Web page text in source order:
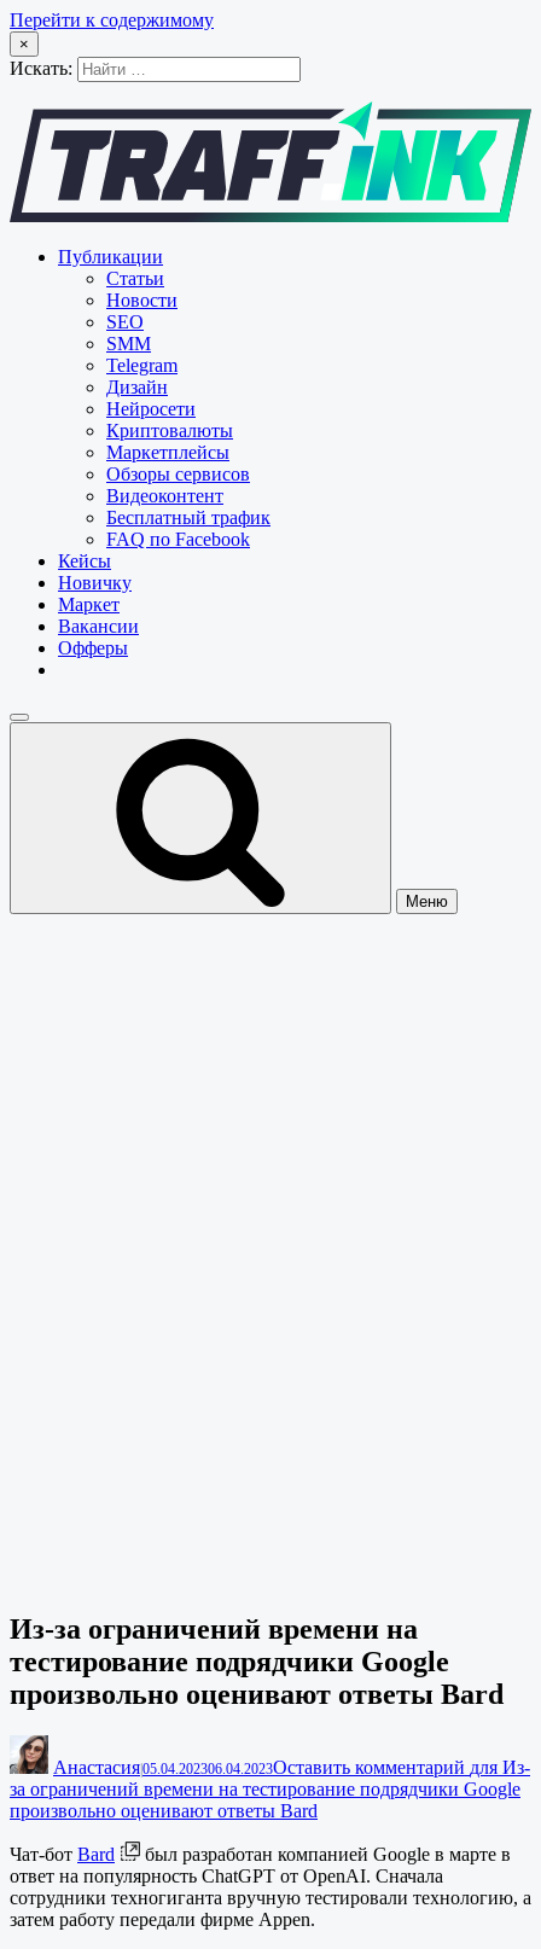
Перейти к содержимому
×
Искать:
Публикации
Статьи
Новости
SEO
SMM
Telegram
Дизайн
Нейросети
Криптовалюты
Маркетплейсы
Обзоры сервисов
Видеоконтент
Бесплатный трафик
FAQ по Facebook
Кейсы
Новичку
Маркет
Вакансии
Офферы
Меню
Из-за ограничений времени на
тестирование подрядчики Google
произвольно оценивают ответы Bard
Анастасия05.04.202306.04.2023Оставить комментарий для Из-
за ограничений времени на тестирование подрядчики Google
произвольно оценивают ответы Bard
Чат-бот Bard
был разработан компанией Google в марте в
ответ на популярность ChatGPT от OpenAI. Сначала
сотрудники техногиганта вручную тестировали технологию, а
затем работу передали фирме Appen.